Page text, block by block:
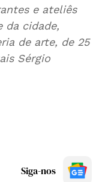
e ateliês
da cidade,
de arte, de 25
Sérgio
Siga-nos